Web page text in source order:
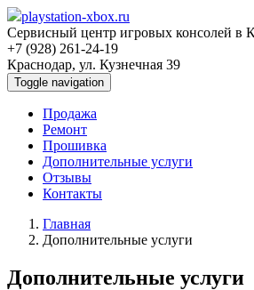
playstation-xbox.ru
Сервисный центр игровых консолей в
+7 (928) 261-24-19
Краснодар, ул. Кузнечная 39
Toggle navigation
Продажа
Ремонт
Прошивка
Дополнительные услуги
Отзывы
Контакты
Главная
Дополнительные услуги
Дополнительные услуги